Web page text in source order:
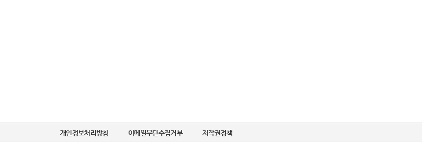
개인정보처리방침 이메일무단수집거부 저작권정책